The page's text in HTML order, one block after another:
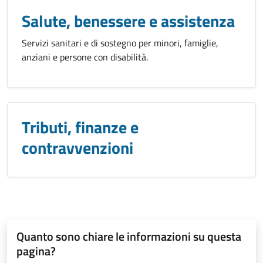
Salute, benessere e assistenza
Servizi sanitari e di sostegno per minori, famiglie,
anziani e persone con disabilità.
Tributi, finanze e
contravvenzioni
Quanto sono chiare le informazioni su questa
pagina?